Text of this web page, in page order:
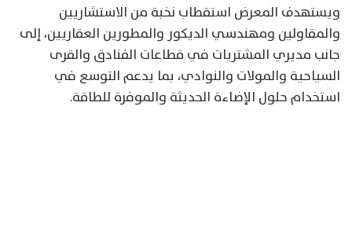
ويستهدف المعرض استقطاب نخبة من الاستشاريين
والمقاولين ومهندسي الديكور والمطورين العقاريين، إلى
جانب مديري المشتريات في قطاعات الفنادق والقرى
السياحية والمولات والنوادي، بما يدعم التوسع في
استخدام حلول الإضاءة الحديثة والموفرة للطاقة.